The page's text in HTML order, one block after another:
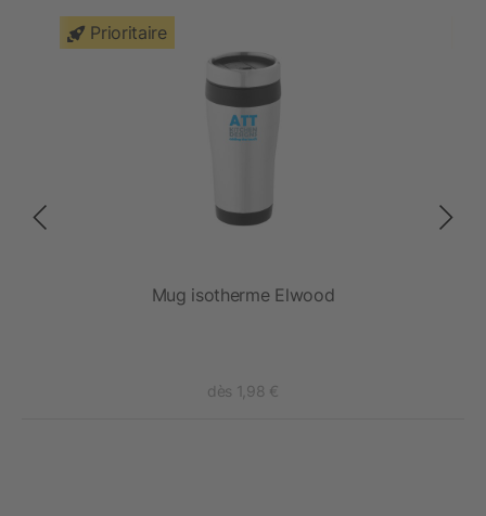
Prioritaire
Mug isotherme Elwood
dès 1,98 €